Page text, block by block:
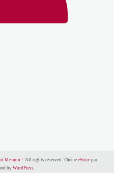
Mesmin ! . All rights reserved. Thème eStorepar
byWordPress